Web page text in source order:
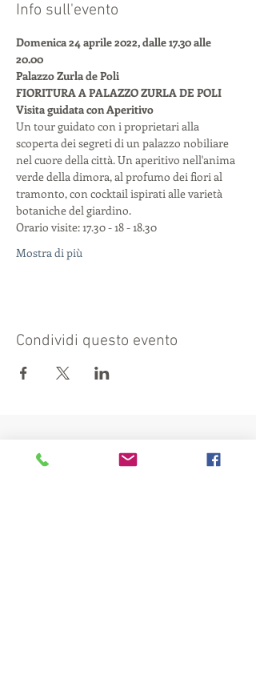
Info sull'evento
Domenica 24 aprile 2022, dalle 17.30 alle
20.00
Palazzo Zurla de Poli
FIORITURA A PALAZZO ZURLA DE POLI
Visita guidata con Aperitivo
Un tour guidato con i proprietari alla
scoperta dei segreti di un palazzo nobiliare
nel cuore della città. Un aperitivo nell'anima
verde della dimora, al profumo dei fiori al
tramonto, con cocktail ispirati alle varietà
botaniche del giardino.
Orario visite: 17.30 - 18 - 18.30
Mostra di più
Condividi questo evento